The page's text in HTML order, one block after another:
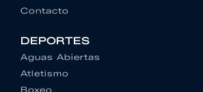
Contacto
DEPORTES
Aguas Abiertas
Atletismo
Boxeo